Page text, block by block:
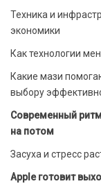
Техника и
экономики
Как технологии
Какие мази
выбору
Современный
на потом
Засуха и стресс
Apple готовит